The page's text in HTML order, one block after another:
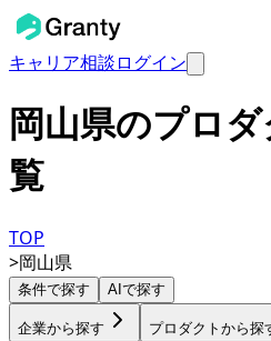
キャリア相談ログイン
岡山県のプロ
覧
TOP
>岡山県
条件で探す AIで探す
企業から探す プロダクトから探